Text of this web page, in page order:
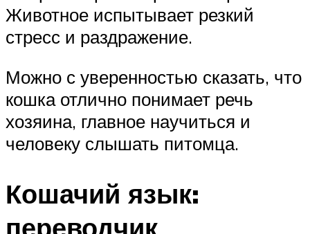
Животное испытывает резкий
стресс и раздражение.
Можно с уверенностью сказать, что
кошка отлично понимает речь
хозяина, главное научиться и
человеку слышать питомца.
Кошачий язык: